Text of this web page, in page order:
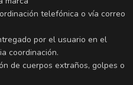
telefónica o vía correo
por el usuario en el
coordinación.
de cuerpos extraños, golpes o